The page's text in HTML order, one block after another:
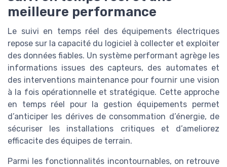
meilleure performance
Le suivi en temps réel des équipements électriques
repose sur la capacité du logiciel à collecter et exploiter
des données fiables. Un système performant agrège les
informations issues des capteurs, des automates et
des interventions maintenance pour fournir une vision
à la fois opérationnelle et stratégique. Cette approche
en temps réel pour la gestion équipements permet
d’anticiper les dérives de consommation d’énergie, de
sécuriser les installations critiques et d’ameliorez
efficacite des équipes de terrain.
Parmi les fonctionnalités incontournables, on retrouve